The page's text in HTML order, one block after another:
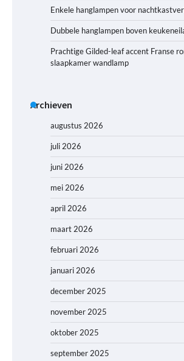
Enkele hanglampen voor
Dubbele hanglampen boven
Prachtige Gilded-leaf accent Franse
slaapkamer wandlamp
Archieven
augustus 2026
juli 2026
juni 2026
mei 2026
april 2026
maart 2026
februari 2026
januari 2026
december 2025
november 2025
oktober 2025
september 2025